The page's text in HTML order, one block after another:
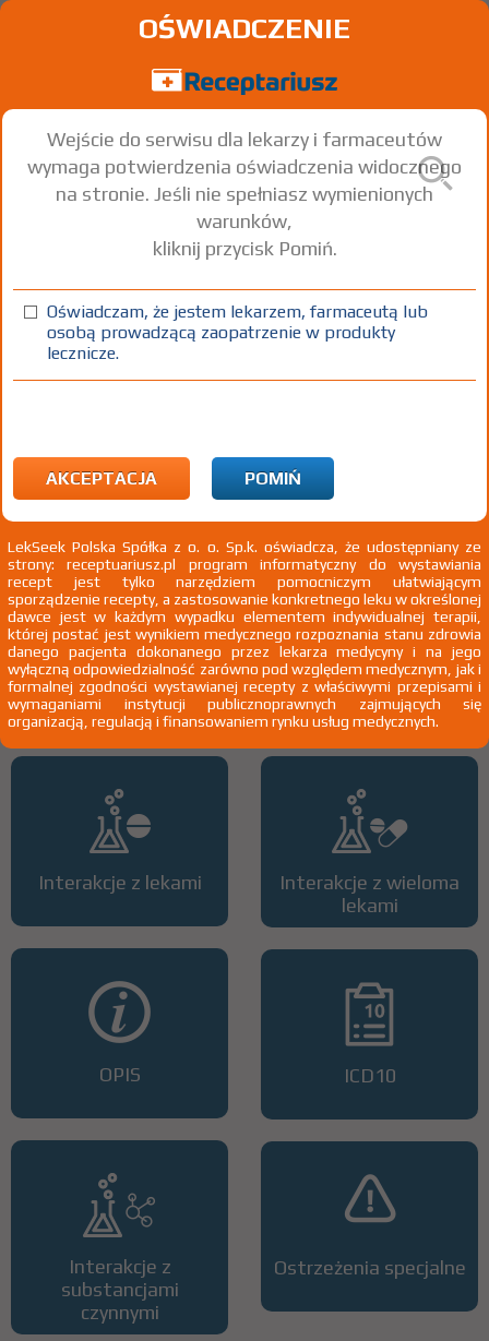
Furaginum Teva
Furagin
tabl. 100 mg 30 szt. Doustnie
100%
50%(1) 75+(2) DZ(3)
wskazania przy opisie leku) Refundacja we wszystkich
zarejestrowanych wskazaniach:
Pokaż wskazania chpl.
Wszystkie dawki leku
Interakcje z lekami
OPIS
Interakcje z
substancjami
czynnymi
ATC
Interakcje z wieloma
lekami
ICD10
Ostrzeżenia specjalne
OŚWIADCZENIE
Wejście do serwisu dla lekarzy i farmaceutów
wymaga potwierdzenia oświadczenia widocznego
na stronie. Jeśli nie spełniasz wymienionych
warunków,
kliknij przycisk Pomiń.
Oświadczam, że jestem lekarzem, farmaceutą lub
osobą prowadzącą zaopatrzenie w produkty
lecznicze.
AKCEPTACJA POMIŃ
LekSeek Polska Spółka z o. o. Sp.k. oświadcza, że udostępniany ze
strony: receptuariusz.pl program informatyczny do wystawiania
recept jest tylko narzędziem pomocniczym ułatwiającym
sporządzenie recepty, a zastosowanie konkretnego leku w określonej
dawce jest w każdym wypadku elementem indywidualnej terapii,
której postać jest wynikiem medycznego rozpoznania stanu zdrowia
danego pacjenta dokonanego przez lekarza medycyny i na jego
wyłączną odpowiedzialność zarówno pod względem medycznym, jak i
formalnej zgodności wystawianej recepty z właściwymi przepisami i
wymaganiami instytucji publicznoprawnych zajmujących się
organizacją, regulacją i finansowaniem rynku usług medycznych.